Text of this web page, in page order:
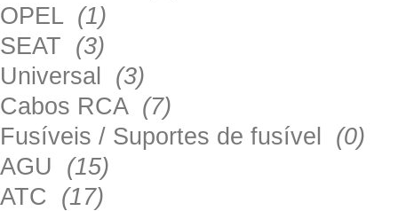
OPEL (1)
SEAT (3)
Universal (3)
Cabos RCA (7)
Fusíveis / Suportes de fusível (0)
AGU (15)
ATC (17)